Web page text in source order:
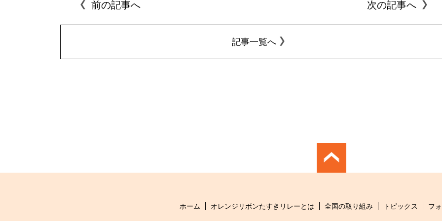
前の記事へ 次の記事へ
記事一覧へ
ホーム オレンジリボンたすきリレーとは 全国の取り組み トピックス フ